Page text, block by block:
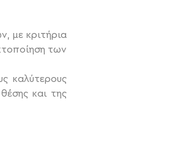
με κριτήρια
των
καλύτερους
και της